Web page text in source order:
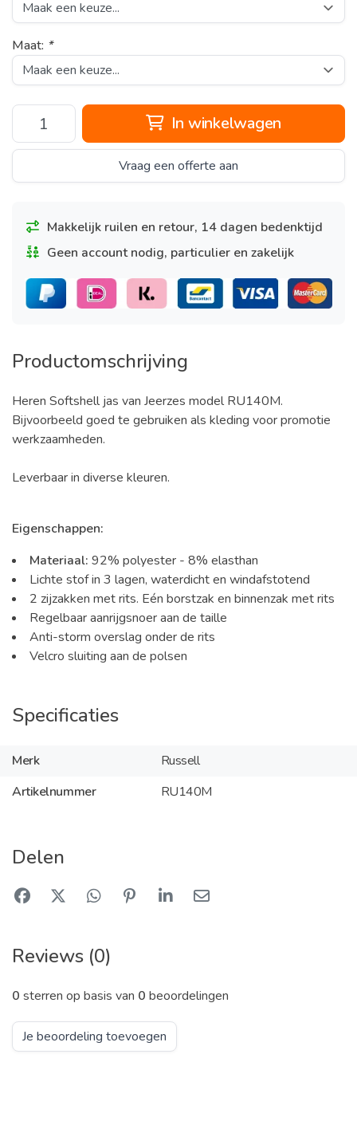
Maat: *
In winkelwagen
Vraag een offerte aan
Makkelijk ruilen en retour, 14 dagen bedenktijd
Geen account nodig, particulier en zakelijk
Productomschrijving
Heren Softshell jas van Jeerzes model RU140M.
Bijvoorbeeld goed te gebruiken als kleding voor promotie
werkzaamheden.
Leverbaar in diverse kleuren.
Eigenschappen:
Materiaal: 92% polyester - 8% elasthan
Lichte stof in 3 lagen, waterdicht en windafstotend
2 zijzakken met rits. Eén borstzak en binnenzak met rits
Regelbaar aanrijgsnoer aan de taille
Anti-storm overslag onder de rits
Velcro sluiting aan de polsen
Specificaties
Merk
Russell
Artikelnummer
RU140M
Delen
Reviews (0)
0 sterren op basis van 0 beoordelingen
Je beoordeling toevoegen